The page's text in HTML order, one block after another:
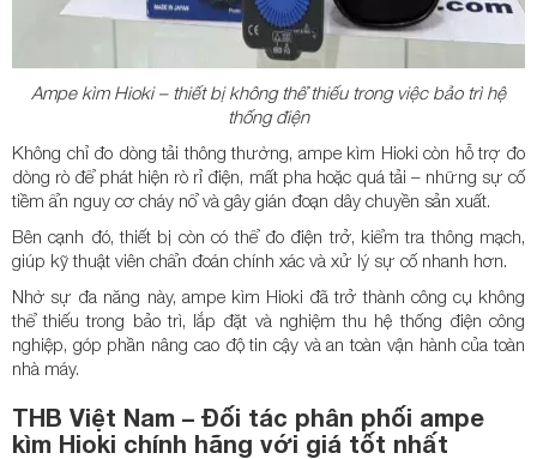
Ampe kìm Hioki – thiết bị không thể thiếu trong việc bảo trì hệ
thống điện
Không chỉ đo dòng tải thông thường, ampe kìm Hioki còn hỗ trợ đo
dòng rò để phát hiện rò rỉ điện, mất pha hoặc quá tải – những sự cố
tiềm ẩn nguy cơ cháy nổ và gây gián đoạn dây chuyền sản xuất.
Bên cạnh đó, thiết bị còn có thể đo điện trở, kiểm tra thông mạch,
giúp kỹ thuật viên chẩn đoán chính xác và xử lý sự cố nhanh hơn.
Nhờ sự đa năng này, ampe kìm Hioki đã trở thành công cụ không
thể thiếu trong bảo trì, lắp đặt và nghiệm thu hệ thống điện công
nghiệp, góp phần nâng cao độ tin cậy và an toàn vận hành của toàn
nhà máy.
THB Việt Nam – Đối tác phân phối ampe
kìm Hioki chính hãng với giá tốt nhất